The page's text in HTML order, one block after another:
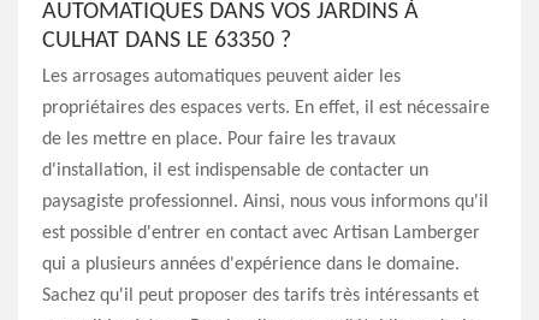
AUTOMATIQUES DANS VOS JARDINS À
CULHAT DANS LE 63350 ?
Les arrosages automatiques peuvent aider les
propriétaires des espaces verts. En effet, il est nécessaire
de les mettre en place. Pour faire les travaux
d'installation, il est indispensable de contacter un
paysagiste professionnel. Ainsi, nous vous informons qu'il
est possible d'entrer en contact avec Artisan Lamberger
qui a plusieurs années d'expérience dans le domaine.
Sachez qu'il peut proposer des tarifs très intéressants et